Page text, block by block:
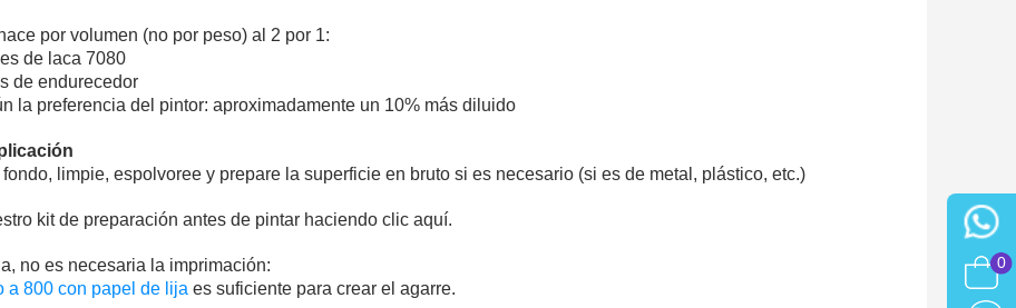
por volumen (no por peso) al 2 por 1:
de laca 7080
de endurecedor
la preferencia del pintor: aproximadamente un 10% más diluido
limpie, espolvoree y prepare la superficie en bruto si es necesario (si es de metal, plástico, etc.)
kit de preparación antes de pintar haciendo clic aquí.
no es necesaria la imprimación:
a 800 con papel de lija es suficiente para crear el agarre.
0